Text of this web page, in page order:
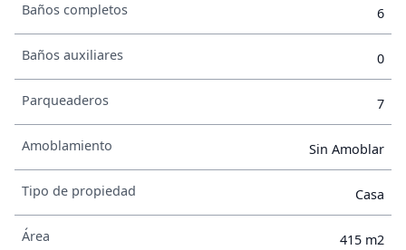
Baños completos 6
Baños auxiliares 0
Parqueaderos 7
Amoblamiento Sin Amoblar
Tipo de propiedad Casa
Área 415 m2